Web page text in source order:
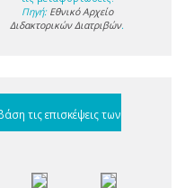
Πηγή: Εθνικό Αρχείο
Διδακτορικών Διατριβών.
τις επισκέψεις των